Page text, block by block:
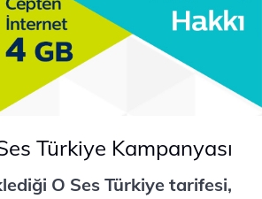
Türkiye Kampanyası
O Ses Türkiye tarifesi,